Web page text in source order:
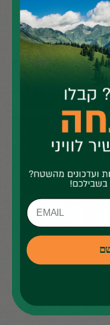
מודיעינית רחבה בשילוב
מצילת חיים בזמן אמת
המטיילים הישראלים